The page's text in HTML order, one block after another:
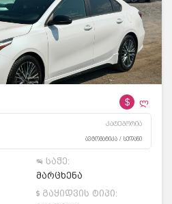
$ ლ
კატეგორია
ავტომატიკა / სედანი
საჭე:
მარცხენა
გაყიდვის ტიპი: